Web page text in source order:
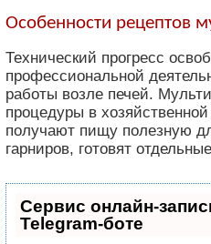
Особенности рецептов
Технический прогресс
профессиональной
работы возле печей.
процедуры в
получают пищу полезную
гарниров, готовят
Сервис онлайн-
Telegram-боте